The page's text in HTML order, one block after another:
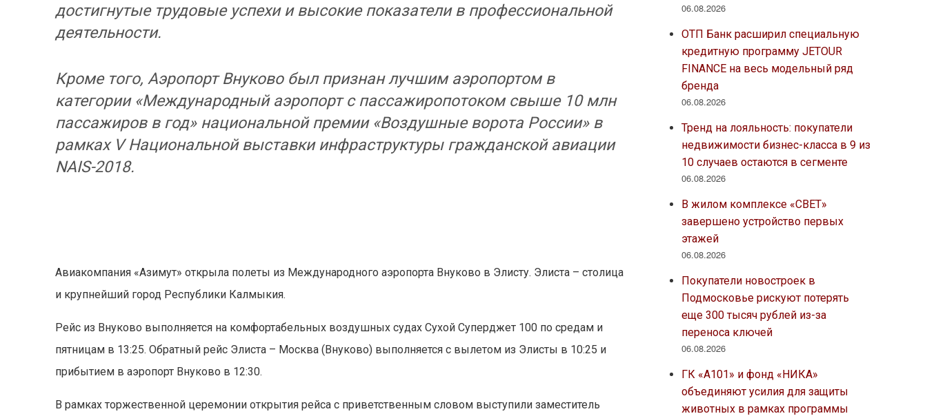
достигнутые трудовые успехи и высокие показатели в профессиональной
деятельности.
Кроме того, Аэропорт Внуково был признан лучшим аэропортом в
категории «Международный аэропорт с пассажиропотоком свыше 10 млн
пассажиров в год» национальной премии «Воздушные ворота России» в
рамках V Национальной выставки инфраструктуры гражданской авиации
NAIS-2018.
Авиакомпания «Азимут» открыла полеты из Международного аэропорта Внуково в Элисту. Элиста – столица
и крупнейший город Республики Калмыкия.
Рейс из Внуково выполняется на комфортабельных воздушных судах Сухой Суперджет 100 по средам и
пятницам в 13:25. Обратный рейс Элиста – Москва (Внуково) выполняется с вылетом из Элисты в 10:25 и
прибытием в аэропорт Внуково в 12:30.
В рамках торжественной церемонии открытия рейса с приветственным словом выступили заместитель
06.08.2026
ОТП Банк расширил специальную
кредитную программу JETOUR
FINANCE на весь модельный ряд
бренда
06.08.2026
Тренд на лояльность: покупатели
недвижимости бизнес-класса в 9 из
10 случаев остаются в сегменте
06.08.2026
В жилом комплексе «СВЕТ»
завершено устройство первых
этажей
06.08.2026
Покупатели новостроек в
Подмосковье рискуют потерять
еще 300 тысяч рублей из-за
переноса ключей
06.08.2026
ГК «А101» и фонд «НИКА»
объединяют усилия для защиты
животных в рамках программы